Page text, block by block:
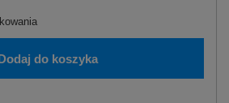
do koszyka